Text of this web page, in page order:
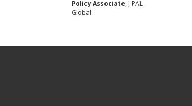
Policy Associate, J-PAL
Global